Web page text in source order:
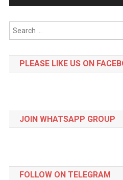
PLEASE LIKE US ON
JOIN WHATSAPP GROUP
FOLLOW ON TELEGRAM